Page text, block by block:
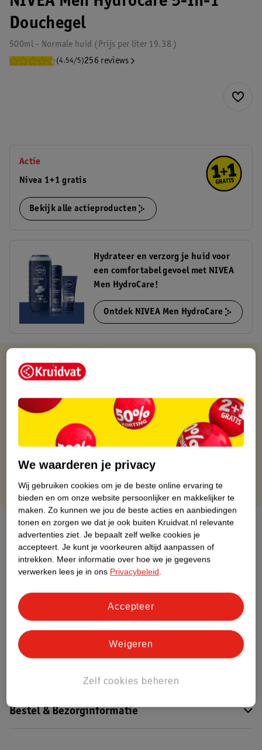
Douchegel
500ml - Normale huid 19.38
Prijs per liter
(4.54/5)256 reviews
Actie
Nivea 1+1 gratis
Bekijk alle actieproducten
Hydrateer en verzorg je huid voor
een comfortabel gevoel met NIVEA
Men HydroCare!
Ontdek NIVEA Men HydroCare
Kruidvat is altijd voordelig
Op werkdagen voor 22:00 uur besteld, volgende dag in huis
Gratis thuisbezorgd vanaf 50.00
Gratis retourneren binnen 30 dagen
Gratis punten met je Kruidvat kaart
Over dit product
Productinformatie
Nature Impact Score
Dit product heeft (nog) geen Nature
Impact Score.
Bestel & Bezorginformatie
We waarderen je privacy
Wij gebruiken cookies om je de beste online ervaring te
bieden en om onze website persoonlijker en makkelijker te
maken. Zo kunnen we jou de beste acties en aanbiedingen
tonen en zorgen we dat je ook buiten Kruidvat.nl relevante
advertenties ziet. Je bepaalt zelf welke cookies je
accepteert. Je kunt je voorkeuren altijd aanpassen of
intrekken. Meer informatie over hoe we je gegevens
verwerken lees je in ons Privacybeleid.
Zelf cookies beheren
Weigeren
Accepteer